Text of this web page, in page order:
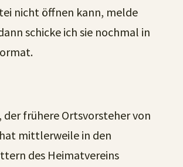
nicht öffnen kann, melde
schicke ich sie nochmal in
der frühere Ortsvorsteher von
mittlerweile in den
des Heimatvereins